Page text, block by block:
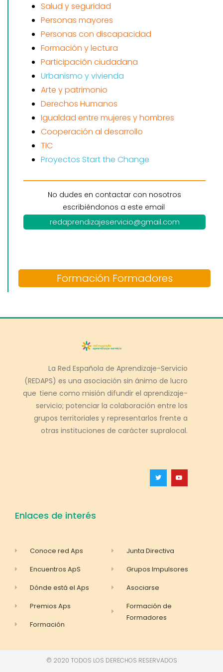
Salud y seguridad
Personas mayores
Personas con discapacidad
Formación y lectura
Participación ciudadana
Urbanismo y vivienda
Arte y patrimonio
Derechos Humanos
Igualdad entre mujeres y hombres
Cooperación al desarrollo
TIC
Proyectos Start the Change
No dudes en contactar con nosotros
escribiéndonos a este email
redaprendizajeservicio@gmail.com
Formación Formadores
La Red Española de Aprendizaje-Servicio
(REDAPS) es una asociación sin ánimo de lucro
que tiene como misión difundir el aprendizaje-
servicio; potenciar la colaboración entre los
grupos territoriales y representarlos frente a
otras instituciones de carácter supralocal.
Enlaces de interés
Conoce red Aps
Encuentros ApS
Dónde está el Aps
Premios Aps
Formación
Junta Directiva
Grupos Impulsores
Asociarse
Formación de
Formadores
© 2020 TODOS LOS DERECHOS RESERVADOS